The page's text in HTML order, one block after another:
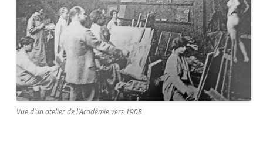
Vue d’un atelier de l’Académie vers 1908